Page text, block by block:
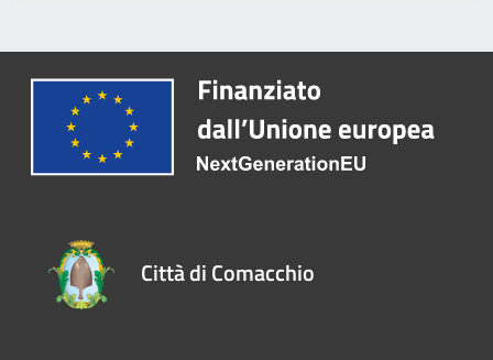
Città di Comacchio